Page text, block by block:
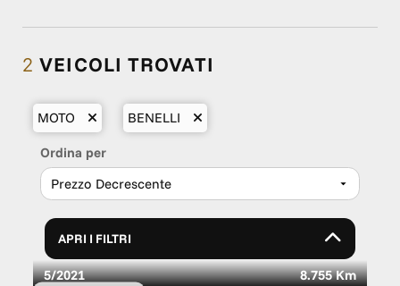
2 VEICOLI TROVATI
MOTO BENELLI
Ordina per
APRI I FILTRI
5/2021 8.755 Km